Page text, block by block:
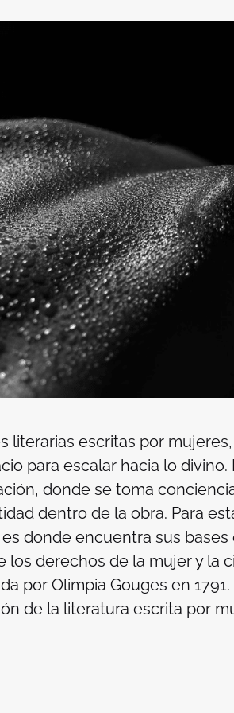
literarias escritas por
para escalar hacia lo divino.
donde se toma
dentro de la obra. Para
donde encuentra sus
los derechos de la mujer y la
por Olimpia Gouges en
de la literatura escrita por